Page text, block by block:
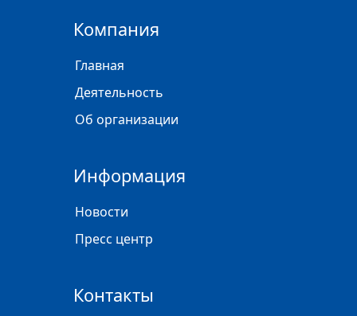
Компания
Главная
Деятельность
Об организации
Информация
Новости
Пресс центр
Контакты